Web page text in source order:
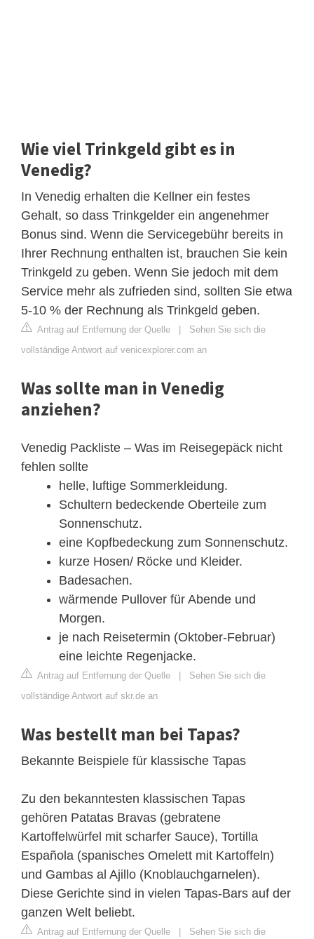
Wie viel Trinkgeld gibt es in
Venedig?
In Venedig erhalten die Kellner ein festes
Gehalt, so dass Trinkgelder ein angenehmer
Bonus sind. Wenn die Servicegebühr bereits in
Ihrer Rechnung enthalten ist, brauchen Sie kein
Trinkgeld zu geben. Wenn Sie jedoch mit dem
Service mehr als zufrieden sind, sollten Sie etwa
5-10 % der Rechnung als Trinkgeld geben.
Antrag auf Entfernung der Quelle | Sehen Sie sich die
vollständige Antwort auf venicexplorer.com an
Was sollte man in Venedig
anziehen?
Venedig Packliste – Was im Reisegepäck nicht
fehlen sollte
helle, luftige Sommerkleidung.
Schultern bedeckende Oberteile zum
Sonnenschutz.
eine Kopfbedeckung zum Sonnenschutz.
kurze Hosen/ Röcke und Kleider.
Badesachen.
wärmende Pullover für Abende und
Morgen.
je nach Reisetermin (Oktober-Februar)
eine leichte Regenjacke.
Antrag auf Entfernung der Quelle | Sehen Sie sich die
vollständige Antwort auf skr.de an
Was bestellt man bei Tapas?
Bekannte Beispiele für klassische Tapas
Zu den bekanntesten klassischen Tapas
gehören Patatas Bravas (gebratene
Kartoffelwürfel mit scharfer Sauce), Tortilla
Española (spanisches Omelett mit Kartoffeln)
und Gambas al Ajillo (Knoblauchgarnelen).
Diese Gerichte sind in vielen Tapas-Bars auf der
ganzen Welt beliebt.
Antrag auf Entfernung der Quelle | Sehen Sie sich die